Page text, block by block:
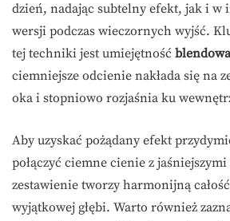
dzień, nadając subtelny efekt, jak i w
wersji podczas wieczornych wyjść.
tej techniki jest umiejętność
ciemniejsze odcienie nakłada się na
oka i stopniowo rozjaśnia ku
Aby uzyskać pożądany efekt
połączyć ciemne cienie z
zestawienie tworzy harmonijną
wyjątkowej głębi. Warto również